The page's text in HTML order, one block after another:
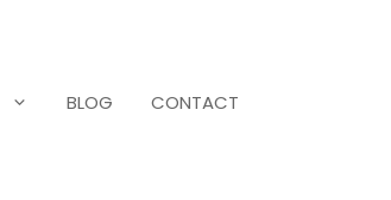
BLOG CONTACT